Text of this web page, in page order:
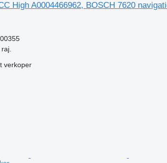
High A0004466962, BOSCH 7620
verkoper